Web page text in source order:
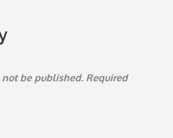
be published. Required